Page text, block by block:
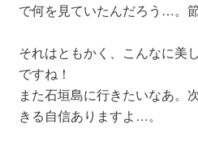
で何を見ていたんだろう…。
それはともかく、こんなに美
ですね！
また石垣島に行きたいなあ。
きる自信ありますよ…。